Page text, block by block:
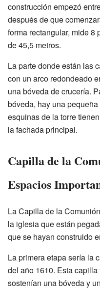
construcción empezó
después de que
forma rectangular, mide 8
de 45,5 metros.
La parte donde están las
con un arco redondeado
una bóveda de crucería.
bóveda, hay una
esquinas de la torre
la fachada principal.
Capilla de la
Espacios
La Capilla de la
la iglesia que están
que se hayan construido
La primera etapa sería la
del año 1610. Esta
sostenían una bóveda y